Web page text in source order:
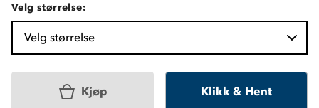
Velg størrelse:
Velg størrelse
Kjøp Klikk & Hent